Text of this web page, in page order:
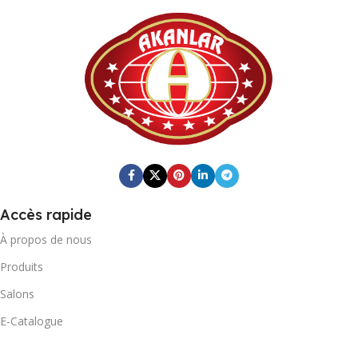
DIMENSIONS DU CARTON
164mm X 247mm X 201mm
POIDS BRUT DU CARTON
0868 116 190 8910
CONTENEUR 20' DC
12
DIMENSIONS DU CARTON
230mm X 340mm X 208mm
POIDS BRUT DU CARTON
Accès rapide
À propos de nous
Produits
Salons
E-Catalogue